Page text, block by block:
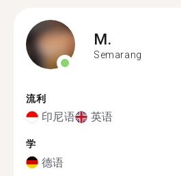
M.
Semarang
流利
印尼语 英语
学
德语